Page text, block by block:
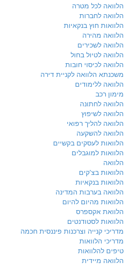
הלוואה לכל מטרה
הלוואה לחברות
הלוואות חוץ בנקאיות
הלוואה מהירה
הלוואה לשכירים
הלוואה לטיול בחול
הלוואה לכיסוי חובות
משכנתא הלוואה לקניית דירה
הלוואה ללימודים
מימון רכב
הלוואה לחתונה
הלוואה לשיפוץ
הלוואה להליך רפואי
הלוואה להשקעה
הלוואות לעסקים בקשיים
הלוואות למוגבלים
הלוואה
הלוואות בצ'קים
הלוואות בנקאיות
הלוואה בערבות המדינה
הלוואות מהיום להיום
הלוואת אקספרס
הלוואות לסטודנטים
מדריכי קנייה וצרכנות פיננסית חכמה
מדריכי הלוואות
טיפים להלוואות
הלוואה מיידית